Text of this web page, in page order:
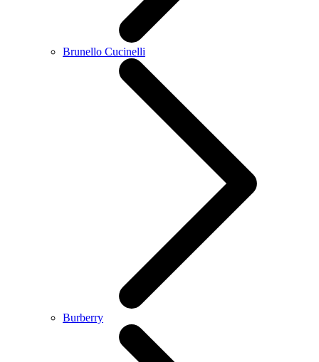
Brunello Cucinelli
Burberry